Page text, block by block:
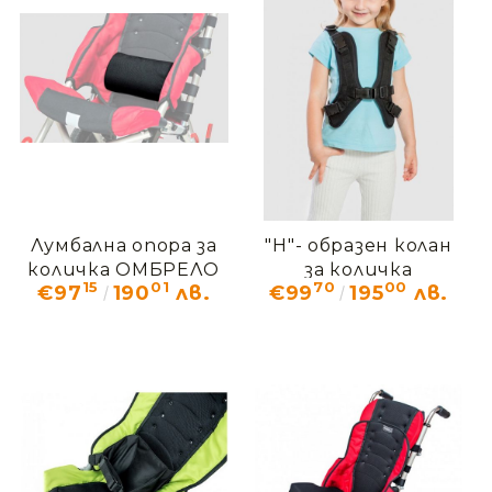
Лумбална опора за
количка ОМБРЕЛО
OMО_124
€9715 19001 лв.
"H"- образен колан
за количка
ОМБРЕЛО OMО_114
€9970 19500 лв.